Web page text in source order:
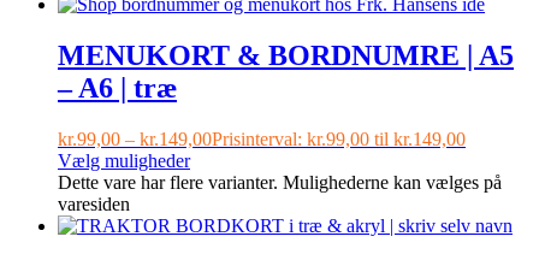
MENUKORT & BORDNUMRE | A5
– A6 | træ
kr.99,00 – kr.149,00Prisinterval: kr.99,00 til kr.149,00
Vælg muligheder
Dette vare har flere varianter. Mulighederne kan vælges på
varesiden